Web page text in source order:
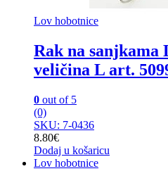
Lov hobotnice
Rak na
veličina L art.
0 out of 5
(0)
SKU: 7-0436
8.80€
Dodaj u košaricu
Lov hobotnice